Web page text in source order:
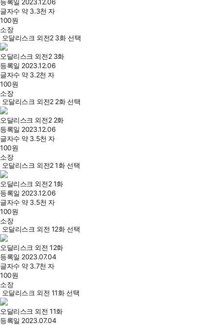
등록일 2023.12.06
글자수 약 3.3천 자
100원
소장
오달리스크 외전2 3화 선택
오달리스크 외전2 3화
등록일 2023.12.06
글자수 약 3.2천 자
100원
소장
오달리스크 외전2 2화 선택
오달리스크 외전2 2화
등록일 2023.12.06
글자수 약 3.5천 자
100원
소장
오달리스크 외전2 1화 선택
오달리스크 외전2 1화
등록일 2023.12.06
글자수 약 3.5천 자
100원
소장
오달리스크 외전 12화 선택
오달리스크 외전 12화
등록일 2023.07.04
글자수 약 3.7천 자
100원
소장
오달리스크 외전 11화 선택
오달리스크 외전 11화
등록일 2023.07.04